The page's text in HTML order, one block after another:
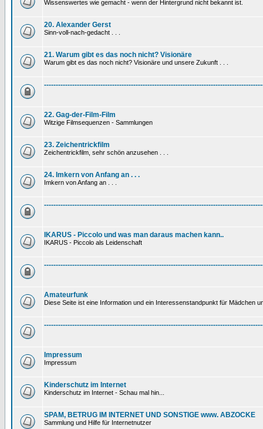
Wissenswertes wie gemacht - wenn der Hintergrund nicht bekannt ist.
20. Alexander Gerst
Sinn-voll-nach-gedacht . . .
21. Warum gibt es das noch nicht? Visionäre
Warum gibt es das noch nicht? Visionäre und unsere Zukunft . . .
22. Gag-der-Film-Film
Witzige Filmsequenzen - Sammlungen
23. Zeichentrickfilm
Zeichentrickfilm, sehr schön anzusehen . . .
24. Imkern von Anfang an . . .
Imkern von Anfang an . . .
IKARUS - Piccolo und was man daraus machen kann..
IKARUS - Piccolo als Leidenschaft
Amateurfunk
Diese Seite ist eine Information und ein Interessenstandpunkt für Mädchen
Impressum
Impressum
Kinderschutz im Internet
Kinderschutz im Internet - Schau mal hin...
SPAM, BETRUG IM INTERNET UND SONSTIGE www. ABZOCKE
Sammlung und Hilfe für Internetnutzer